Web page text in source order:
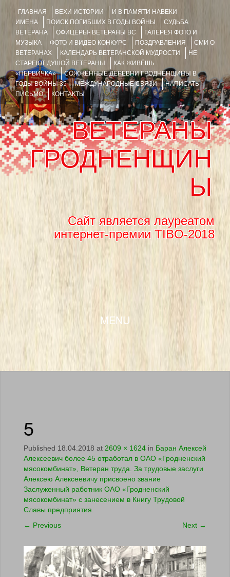
ГЛАВНАЯ ВЕХИ ИСТОРИИ
И В ПАМЯТИ НАВЕКИ
ИМЕНА
ПОИСК ПОГИБШИХ В ГОДЫ ВОЙНЫ
СУДЬБА
ВЕТЕРАНА
ОФИЦЕРЫ- ВЕТЕРАНЫ ВС
ГАЛЕРЕЯ ФОТО И
МУЗЫКА
ФОТО И ВИДЕО КОНКУРС ПОЗДРАВЛЕНИЯ
СМИ О
ВЕТЕРАНАХ
КАЛЕНДАРЬ ВЕТЕРАНСКОЙ МУДРОСТИ
НЕ
СТАРЕЮТ ДУШОЙ ВЕТЕРАНЫ
КАК ЖИВЁШЬ
«ПЕРВИЧКА»
СОЖЖЁННЫЕ ДЕРЕВНИ ГРОДНЕНЩИНЫ В
ГОДЫ ВОЙНЫ 35
МЕЖДУНАРОДНЫЕ СВЯЗИ
НАПИСАТЬ
ПИСЬМО
КОНТАКТЫ
ВЕТЕРАНЫ
ГРОДНЕНЩИН
Ы
Сайт является лауреатом
интернет-премии TIBO-2018
MENU
5
Published 18.04.2018 at 2609 × 1624 in Баран Алексей
Алексеевич более 45 отработал в ОАО «Гродненский
мясокомбинат», Ветеран труда. За трудовые заслуги
Алексею Алексеевичу присвоено звание
Заслуженный работник ОАО «Гродненский
мясокомбинат» с занесением в Книгу Трудовой
Славы предприятия.
← Previous Next →